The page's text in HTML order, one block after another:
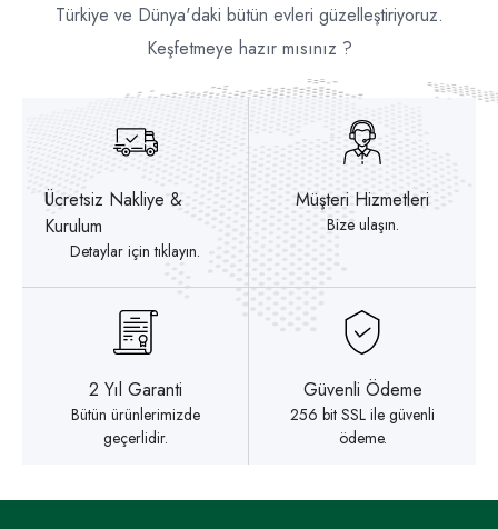
Türkiye ve Dünya'daki bütün evleri güzelleştiriyoruz.
Keşfetmeye hazır mısınız ?
Ücretsiz Nakliye &
Kurulum
Detaylar için tıklayın.
Müşteri Hizmetleri
Bize ulaşın.
2 Yıl Garanti
Bütün ürünlerimizde
geçerlidir.
Güvenli Ödeme
256 bit SSL ile güvenli
ödeme.